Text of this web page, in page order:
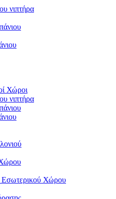
νιπτήρα
Χώροι
νιπτήρα
Εσωτερικού Χώρου